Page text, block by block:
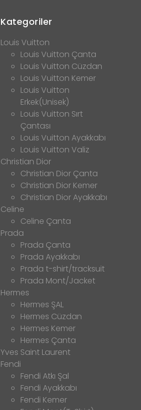
Kategoriler
Louis Vuitton
Louis Vuitton Çanta
Louis Vuitton Cüzdan
Louis Vuitton Kemer
Louis Vuitton
Erkek(Unisek)
Louis Vuitton Sırt
Çantası
Louis Vuitton Ayakkabı
Louis Vuitton Valiz
Christian Dior
Christian Dior Çanta
Christian Dior Kemer
Christian Dior Ayakkabı
Celine
Celine Çanta
Prada
Prada Çanta
Prada Ayakkabı
Prada t-shirt/tracksuit
Prada Mont/Jacket
Hermes
Hermes ŞAL
Hermes Cüzdan
Hermes Kemer
Hermes Çanta
Yves Saint Laurent
Fendi
Fendi Atkı Şal
Fendi Ayakkabı
Fendi Kemer